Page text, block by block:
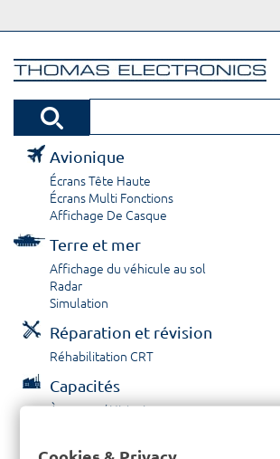
Avionique
Écrans Tête Haute
Écrans Multi Fonctions
Affichage De Casque
Terre et mer
Affichage du véhicule au sol
Radar
Simulation
Réparation et révision
Réhabilitation CRT
Capacités
À propos / Historique